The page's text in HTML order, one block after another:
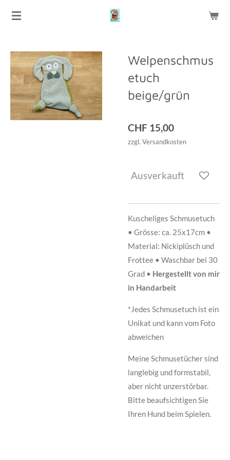
Zum
Welpenschmus
etuch
beige/grün
CHF 15,00
zzgl. Versandkosten
Ausverkauft
Kuscheliges Schmusetuch
• Grösse: ca. 25x17cm •
Material: Nickiplüsch und
Frottee • Waschbar bei 30
Grad • Hergestellt von mir
in Handarbeit
*Jedes Schmusetuch ist ein
Unikat und kann vom Foto
abweichen
Meine Schmusetücher sind
langlebig und formstabil,
aber nicht unzerstörbar.
Bitte beaufsichtigen Sie
Ihren Hund beim Spielen.